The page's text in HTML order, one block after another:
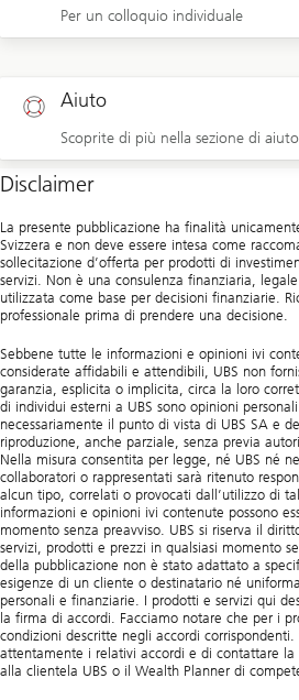
Per un colloquio individuale
Aiuto
Scoprite di più nella sezione di
Disclaimer
La presente pubblicazione ha finalità
Svizzera e non deve essere intesa come
sollecitazione d’offerta per prodotti di
servizi. Non è una consulenza finanziaria,
utilizzata come base per decisioni finanziarie.
professionale prima di prendere una decisione.
Sebbene tutte le informazioni e opinioni ivi
considerate affidabili e attendibili, UBS non
garanzia, esplicita o implicita, circa la loro
di individui esterni a UBS sono opinioni
necessariamente il punto di vista di UBS SA e
riproduzione, anche parziale, senza previa
Nella misura consentita per legge, né UBS né
collaboratori o rappresentati sarà ritenuto
alcun tipo, correlati o provocati dall’utilizzo di
informazioni e opinioni ivi contenute possono
momento senza preavviso. UBS si riserva il
servizi, prodotti e prezzi in qualsiasi momento
della pubblicazione non è stato adattato a
esigenze di un cliente o destinatario né
personali e finanziarie. I prodotti e servizi qui
la firma di accordi. Facciamo notare che per i
condizioni descritte negli accordi
attentamente i relativi accordi e di contattare la
alla clientela UBS o il Wealth Planner di